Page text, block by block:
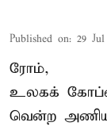
Published on: 29
ரோம்,
உலகக்
வென்ற